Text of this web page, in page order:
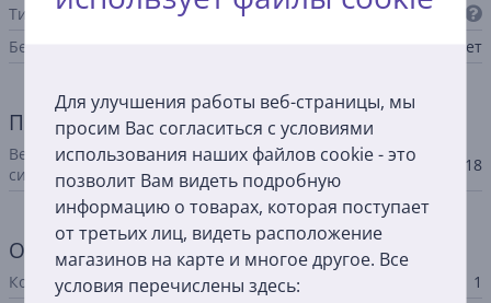
Для улучшения работы веб-страницы, мы
просим Вас согласиться с условиями
использования наших файлов cookie - это
позволит Вам видеть подробную
информацию о товарах, которая поступает
от третьих лиц, видеть расположение
магазинов на карте и многое другое. Все
условия перечислены здесь:
Тип аккумулятора
Li-Po
Беспроводная зарядка
Нет
Программное обеспечение
Версия операционной
системы
iPadOS 18
Основная камера
Количество задних камер 1